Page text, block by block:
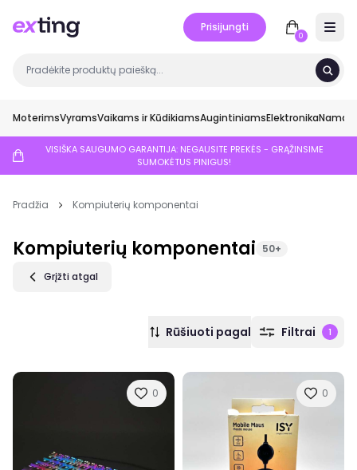
Prisijungti
0
MoterimsVyramsVaikams ir KūdikiamsAugintiniamsElektronikaNamai
VISIŠKA SAUGUMO GARANTIJA: NEGAUSITE PREKĖS - GRĄŽINSIME
SUMOKĖTUS PINIGUS!
Pradžia Kompiuterių komponentai
Kompiuterių komponentai 50+
Grįžti atgal
Rūšiuoti pagal Filtrai 1
0 0